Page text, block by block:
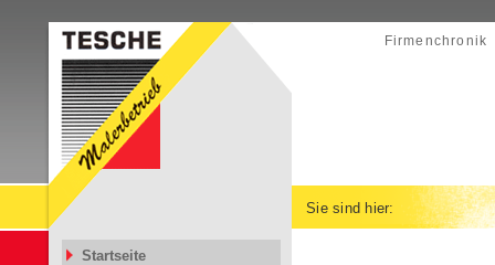
Firmenchronik
Sie sind hier:
Startseite